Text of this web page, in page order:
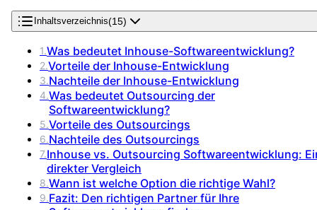
Inhaltsverzeichnis(15)
1.Was bedeutet Inhouse-Softwareentwicklung?
2.Vorteile der Inhouse-Entwicklung
3.Nachteile der Inhouse-Entwicklung
4.Was bedeutet Outsourcing der
Softwareentwicklung?
5.Vorteile des Outsourcings
6.Nachteile des Outsourcings
7.Inhouse vs. Outsourcing Softwareentwicklung:
direkter Vergleich
8.Wann ist welche Option die richtige Wahl?
9.Fazit: Den richtigen Partner für Ihre